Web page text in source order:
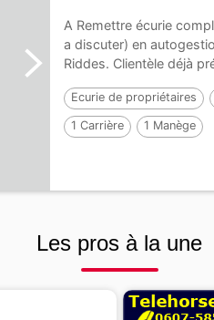
A Remettre écurie
a discuter) en
Riddes. Clientèle déjà
Ecurie de propriétaires
1 Carrière 1 Manège
Les pros à la une